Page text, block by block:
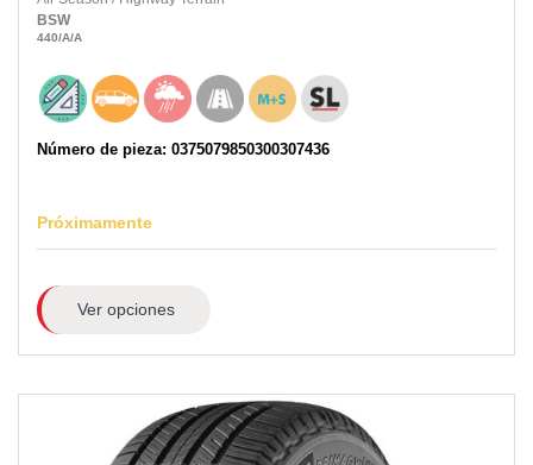
BSW
440/A/A
Número de pieza: 0375079850300307436
Próximamente
Ver opciones